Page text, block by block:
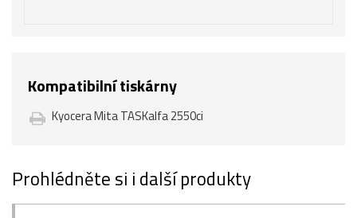
Kompatibilní tiskárny
Kyocera Mita TASKalfa 2550ci
Prohlédněte si i další produkty